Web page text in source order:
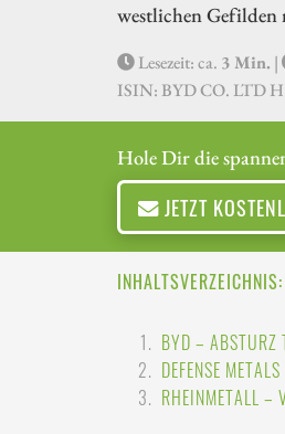
westlichen Gefilden
Lesezeit: ca. 3 Min. |
ISIN: BYD CO. LTD
Hole Dir die
JETZT
INHALTSVERZEICHNIS:
BYD – ABSTURZ
DEFENSE
RHEINMETALL –